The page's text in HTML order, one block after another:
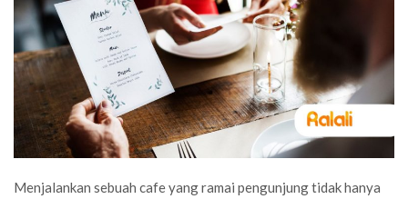
Menjalankan sebuah cafe yang ramai pengunjung tidak hanya